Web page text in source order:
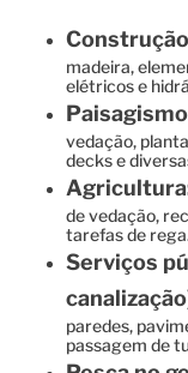
madeira,
elétricos e
vedação,
decks e
de vedação,
tarefas de
Serviços
paredes,
passagem de